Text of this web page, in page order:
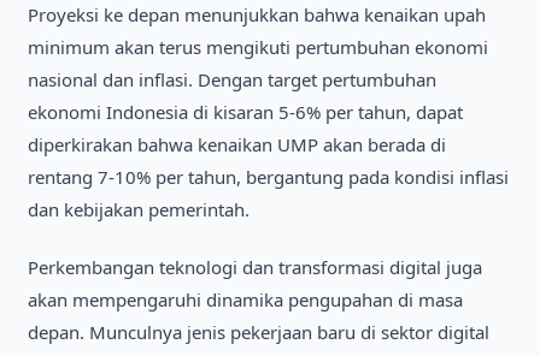
Proyeksi ke depan menunjukkan bahwa kenaikan upah
minimum akan terus mengikuti pertumbuhan ekonomi
nasional dan inflasi. Dengan target pertumbuhan
ekonomi Indonesia di kisaran 5-6% per tahun, dapat
diperkirakan bahwa kenaikan UMP akan berada di
rentang 7-10% per tahun, bergantung pada kondisi inflasi
dan kebijakan pemerintah.
Perkembangan teknologi dan transformasi digital juga
akan mempengaruhi dinamika pengupahan di masa
depan. Munculnya jenis pekerjaan baru di sektor digital